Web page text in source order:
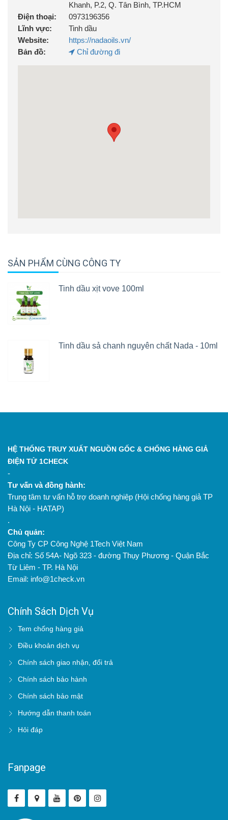
–Sản phẩm từ thiên nhiên đầu tiên trên thị trường
có khả năng đuổi muỗi vượt trội
– Kiểm định chất lượng bởiQUATEST3.
Khanh, P.2, Q. Tân Bình, TP.HCM
Điện thoại:
0973196356
Lĩnh vực:
Tinh dầu
Website:
https://nadaoils.vn/
Bản đồ:
Chỉ đường đi
SẢN PHẨM CÙNG CÔNG TY
Tinh dầu xịt vove 100ml
Tinh dầu sả chanh nguyên chất Nada - 10ml
HỆ THỐNG TRUY XUẤT NGUỒN GỐC & CHỐNG HÀNG GIẢ
ĐIỆN TỬ 1CHECK
-
Tư vấn và đồng hành:
Trung tâm tư vấn hỗ trợ doanh nghiệp (Hội chống hàng giả TP
Hà Nội - HATAP)
.
Chủ quản:
Công Ty CP Công Nghệ 1Tech Việt Nam
Địa chỉ: Số 54A- Ngõ 323 - đường Thụy Phương - Quận Bắc
Từ Liêm - TP. Hà Nội
Email: info@1check.vn
Chính Sách Dịch Vụ
Tem chống hàng giả
Điều khoản dịch vụ
Chính sách giao nhận, đổi trả
Chính sách bảo hành
Chính sách bảo mật
Hướng dẫn thanh toán
Hỏi đáp
Fanpage